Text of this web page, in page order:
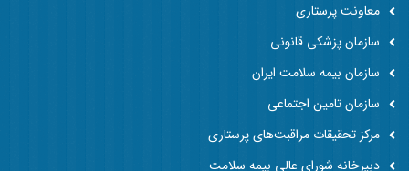
معاونت پرستاری
سازمان پزشکی قانونی
سازمان بیمه سلامت ایران
سازمان تامین اجتماعی
مرکز تحقیقات مراقبت‌های پرستاری
دبیرخانه شورای عالی بیمه سلامت